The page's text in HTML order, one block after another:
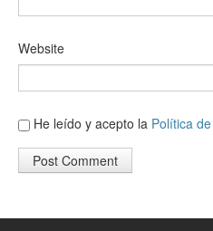
Website
He leído y acepto la Política